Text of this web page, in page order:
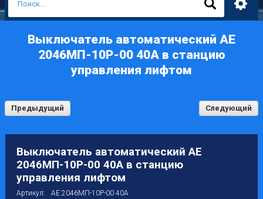
Выключатель автоматический АЕ
2046МП-10Р-00 40А в станцию
управления лифтом
Предыдущий Следующий
Выключатель автоматический АЕ
2046МП-10Р-00 40А в станцию
управления лифтом
Артикул: АЕ 2046МП-10Р-00 40А